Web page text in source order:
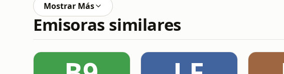
Mostrar Más
Emisoras similares